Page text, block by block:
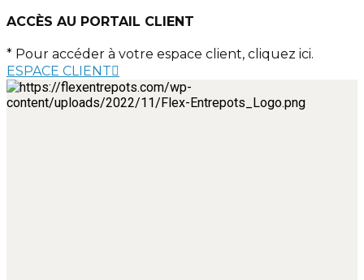
ACCÈS AU PORTAIL CLIENT
* Pour accéder à votre espace client, cliquez ici.
ESPACE CLIENT